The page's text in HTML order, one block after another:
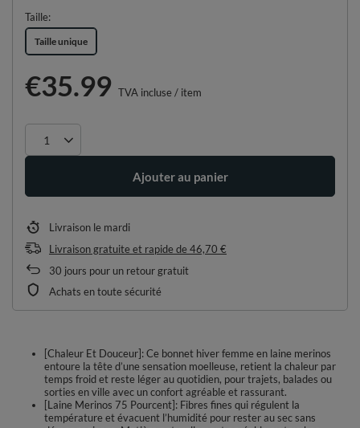
Taille
Taille unique
€35.99 TVA incluse/ item
Ajouter au panier
Livraison le mardi
Livraison gratuite et rapidede46,70 €
30 jours pour un retour gratuit
Achats en toute sécurité
[Chaleur Et Douceur]: Ce bonnet hiver femme en laine merinos
entoure la tête d’une sensation moelleuse, retient la chaleur par
temps froid et reste léger au quotidien, pour trajets, balades ou
sorties en ville avec un confort agréable et rassurant.
[Laine Merinos 75 Pourcent]: Fibres fines qui régulent la
température et évacuent l’humidité pour rester au sec sans